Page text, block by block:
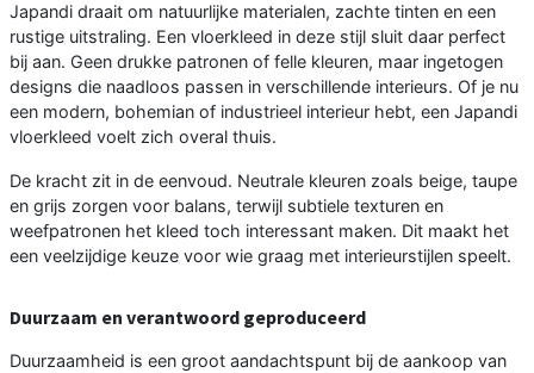
Japandi draait om natuurlijke materialen, zachte tinten en een
rustige uitstraling. Een vloerkleed in deze stijl sluit daar perfect
bij aan. Geen drukke patronen of felle kleuren, maar ingetogen
designs die naadloos passen in verschillende interieurs. Of je nu
een modern, bohemian of industrieel interieur hebt, een Japandi
vloerkleed voelt zich overal thuis.
De kracht zit in de eenvoud. Neutrale kleuren zoals beige, taupe
en grijs zorgen voor balans, terwijl subtiele texturen en
weefpatronen het kleed toch interessant maken. Dit maakt het
een veelzijdige keuze voor wie graag met interieurstijlen speelt.
Duurzaam en verantwoord geproduceerd
Duurzaamheid is een groot aandachtspunt bij de aankoop van